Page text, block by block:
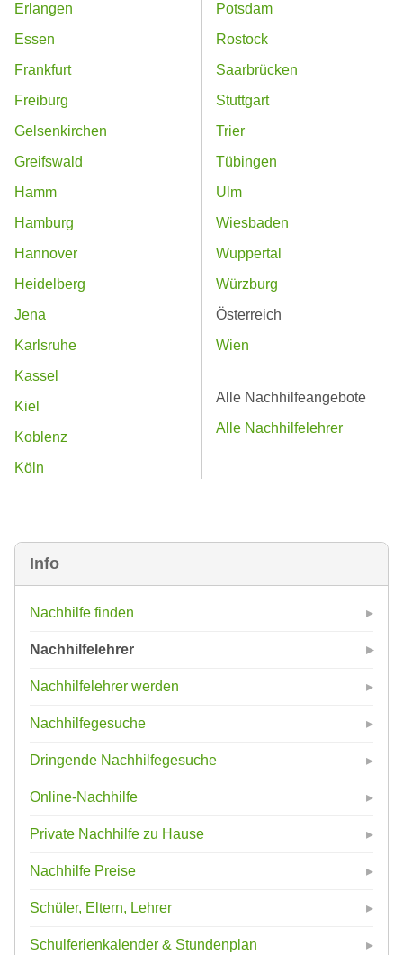
Info
Nachhilfe finden
Nachhilfelehrer
Nachhilfelehrer werden
Nachhilfegesuche
Dringende Nachhilfegesuche
Online-Nachhilfe
Private Nachhilfe zu Hause
Nachhilfe Preise
Schüler, Eltern, Lehrer
Schulferienkalender & Stundenplan
Erlangen
Essen
Frankfurt
Freiburg
Gelsenkirchen
Greifswald
Hamm
Hamburg
Hannover
Heidelberg
Jena
Karlsruhe
Kassel
Kiel
Koblenz
Köln
Potsdam
Rostock
Saarbrücken
Stuttgart
Trier
Tübingen
Ulm
Wiesbaden
Wuppertal
Würzburg
Österreich
Wien
Alle Nachhilfeangebote
Alle Nachhilfelehrer